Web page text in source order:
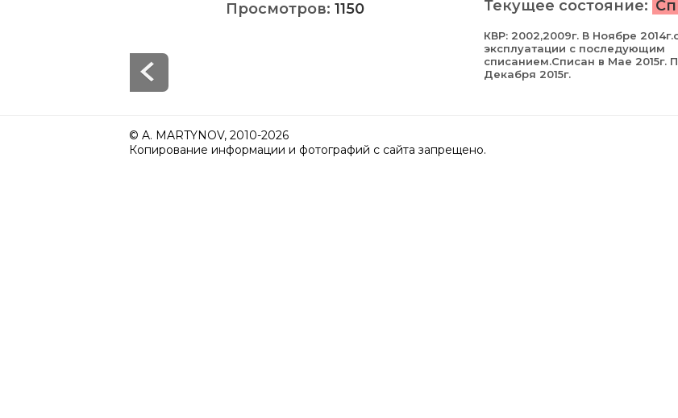
Просмотров: 1150
Текущее состояние:
КВР: 2002,2009г. В Ноябре
эксплуатации с последующим
списанием.Списан в Мае 2015г.
Декабря 2015г.
© A. MARTYNOV, 2010-2026
Копирование информации и фотографий с сайта запрещено.